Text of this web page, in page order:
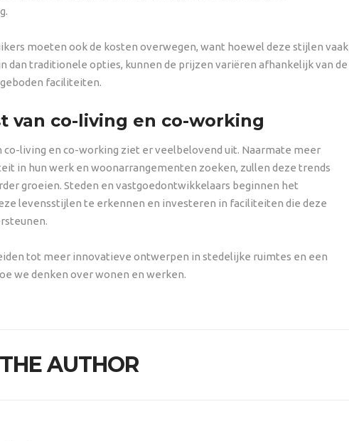
moeten ook de kosten overwegen, want hoewel deze stijlen vaak
dan traditionele opties, kunnen de prijzen variëren afhankelijk van de
faciliteiten.
van co-living en co-working
co-living en co-working ziet er veelbelovend uit. Naarmate meer
in hun werk en woonarrangementen zoeken, zullen deze trends
groeien. Steden en vastgoedontwikkelaars beginnen het
levensstijlen te erkennen en investeren in faciliteiten die deze
tot meer innovatieve ontwerpen in stedelijke ruimtes en een
we denken over wonen en werken.
AUTHOR